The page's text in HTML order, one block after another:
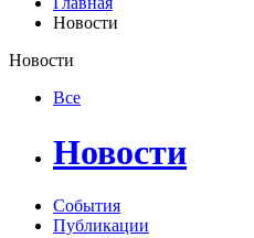
Новости
Новости
Все
Новости
События
Публикации